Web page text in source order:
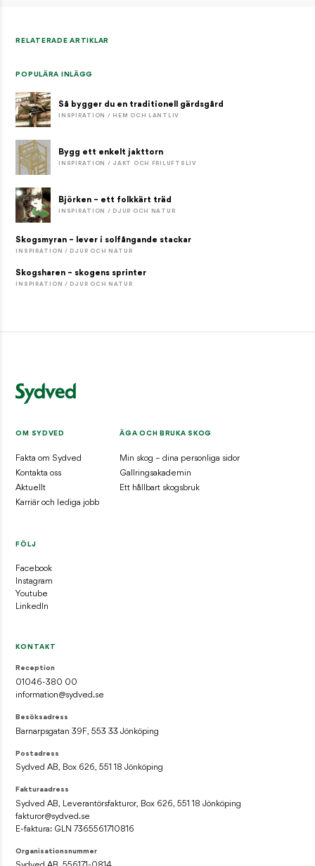
RELATERADE ARTIKLAR
POPULÄRA INLÄGG
Så bygger du en traditionell gärdsgård
INSPIRATION / HEM OCH LANTLIV
Bygg ett enkelt jakttorn
INSPIRATION / JAKT OCH FRILUFTSLIV
Björken – ett folkkärt träd
INSPIRATION / DJUR OCH NATUR
Skogsmyran – lever i solfångande stackar
INSPIRATION / DJUR OCH NATUR
Skogsharen – skogens sprinter
INSPIRATION / DJUR OCH NATUR
OM SYDVED
Fakta om Sydved
Kontakta oss
Aktuellt
Karriär och lediga jobb
ÄGA OCH BRUKA SKOG
Min skog – dina personliga sidor
Gallringsakademin
Ett hållbart skogsbruk
FÖLJ
Facebook
Instagram
Youtube
LinkedIn
KONTAKT
Reception
01046-380 00
information@sydved.se
Besöksadress
Barnarpsgatan 39F, 553 33 Jönköping
Postadress
Sydved AB, Box 626, 551 18 Jönköping
Fakturaadress
Sydved AB, Leverantörsfakturor, Box 626, 551 18 Jönköping
fakturor@sydved.se
E-faktura: GLN 7365561710816
Organisationsnummer